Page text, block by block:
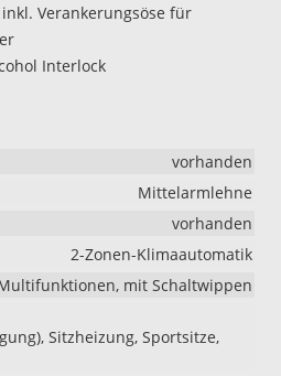
Verankerungsöse für
Interlock
vorhanden
Mittelarmlehne
vorhanden
2-Zonen-Klimaautomatik
mit Schaltwippen
Sitzheizung, Sportsitze,